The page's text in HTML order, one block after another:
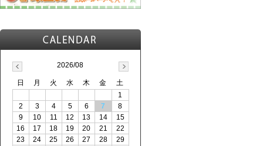
2026/08
日 月 火 水 木 金
土
1
2
3 4 5 6 7
8
9
10 11 12 13 14
15
16
17 18 19 20 21
22
23
24 25 26 27 28
29